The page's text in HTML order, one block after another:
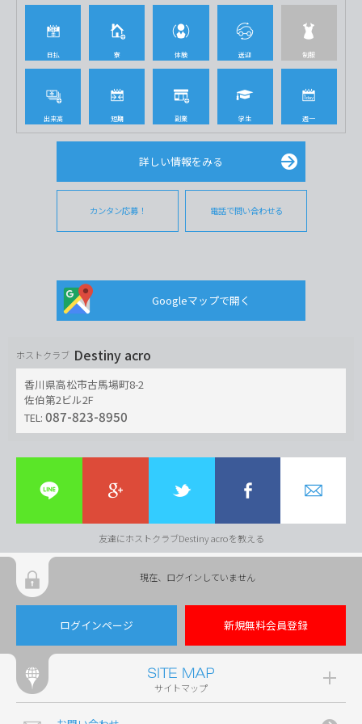
日払 寮 体験 送迎 制服
出来高 短期 副業 学生 週一
詳しい情報をみる
カンタン応募！ 電話で問い合わせる
Googleマップで開く
ホストクラブ Destiny acro
香川県高松市古馬場町8-2
佐伯第2ビル2F
TEL: 087-823-8950
友達にホストクラブDestiny acroを教える
現在、ログインしていません
ログインページ 新規無料会員登録
サイトマップ